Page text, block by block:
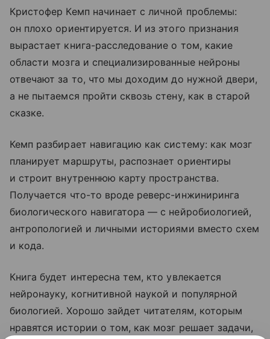
Кристофер Кемп начинает с личной проблемы:
он плохо ориентируется. И из этого признания
вырастает книга-расследование о том, какие
области мозга и специализированные нейроны
отвечают за то, что мы доходим до нужной двери,
а не пытаемся пройти сквозь стену, как в старой
сказке.
Кемп разбирает навигацию как систему: как мозг
планирует маршруты, распознает ориентиры
и строит внутреннюю карту пространства.
Получается что-то вроде реверс-инжиниринга
биологического навигатора — с нейробиологией,
антропологией и личными историями вместо схем
и кода.
Книга будет интересна тем, кто увлекается
нейронауку, когнитивной наукой и популярной
биологией. Хорошо зайдет читателям, которым
нравятся истории о том, как мозг решает задачи,